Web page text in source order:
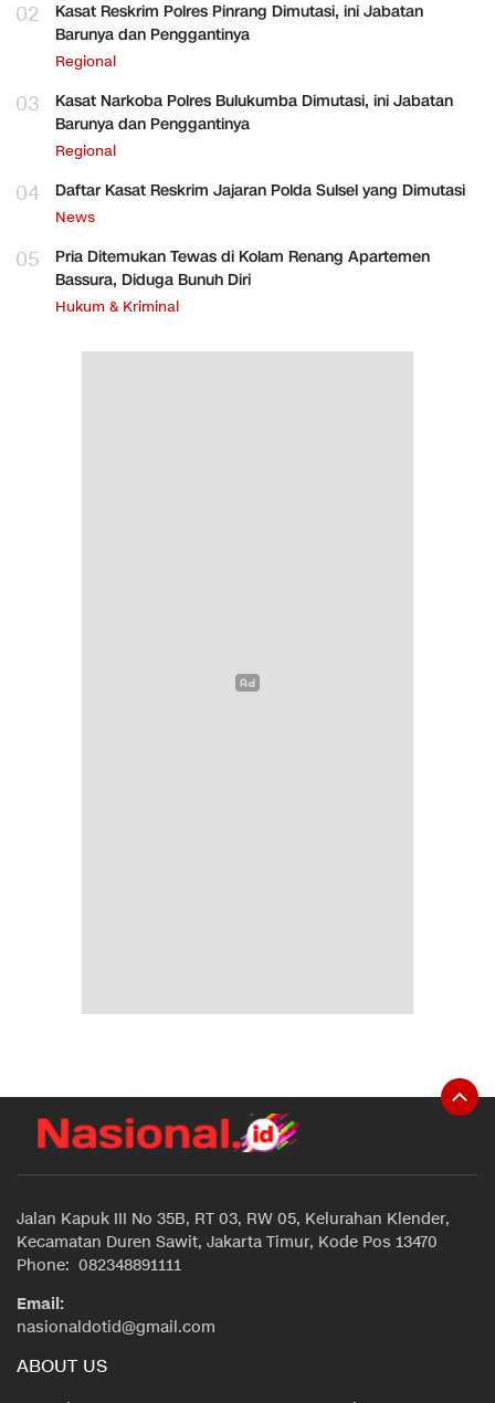
02
Kasat Reskrim Polres Pinrang Dimutasi, ini Jabatan
Barunya dan Penggantinya
Regional
03
Kasat Narkoba Polres Bulukumba Dimutasi, ini Jabatan
Barunya dan Penggantinya
Regional
04 Daftar Kasat Reskrim Jajaran Polda Sulsel yang Dimutasi
News
05
Pria Ditemukan Tewas di Kolam Renang Apartemen
Bassura, Diduga Bunuh Diri
Hukum & Kriminal
Jalan Kapuk III No 35B, RT 03, RW 05, Kelurahan Klender,
Kecamatan Duren Sawit, Jakarta Timur, Kode Pos 13470
Phone: 082348891111
Email:
nasionaldotid@gmail.com
ABOUT US